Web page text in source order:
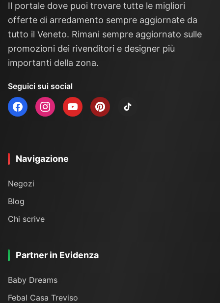
Il portale dove puoi trovare tutte le migliori
offerte di arredamento sempre aggiornate da
tutto il Veneto. Rimani sempre aggiornato sulle
promozioni dei rivenditori e designer più
importanti della zona.
Seguici sui social
Navigazione
Negozi
Blog
Chi scrive
Partner in Evidenza
Baby Dreams
Febal Casa Treviso